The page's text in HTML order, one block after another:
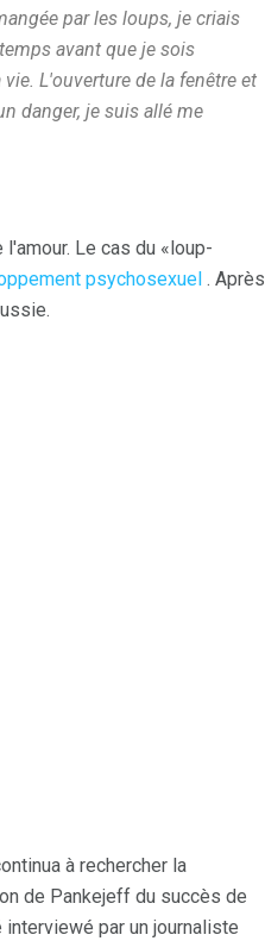
par les loups, je criais
avant que je sois
L'ouverture de la fenêtre et
danger, je suis allé me
Le cas du «loup-
psychosexuel . Après
à rechercher la
de Pankejeff du succès de
par un journaliste